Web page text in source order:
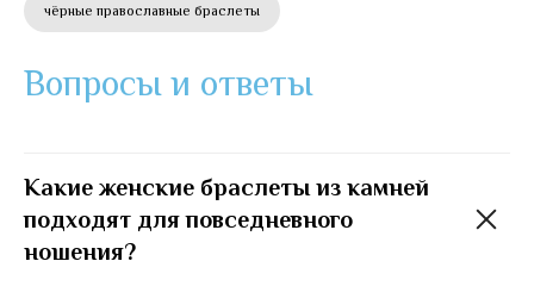
чёрные православные браслеты
Вопросы и ответы
Какие женские браслеты из камней
подходят для повседневного
ношения?